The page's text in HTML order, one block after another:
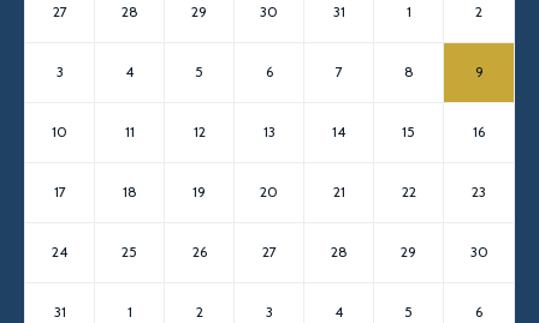
27 28 29 30 31 1 2
3 4 5 6 7 8 9
10 11 12 13 14 15 16
17 18 19 20 21 22 23
24 25 26 27 28 29 30
31 1 2 3 4 5 6